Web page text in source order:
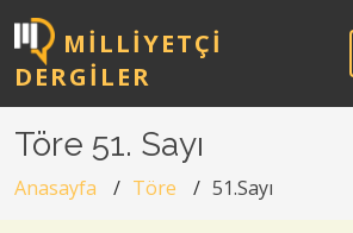
MILLIYETÇI
DERGILER
Töre 51. Sayı
Anasayfa Töre 51.Sayı